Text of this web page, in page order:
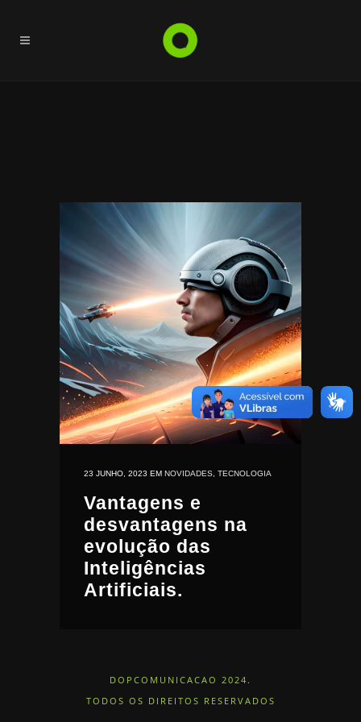
23 JUNHO, 2023 EM NOVIDADES TECNOLOGIA
Vantagens e
desvantagens na
evolução das
Inteligências
Artificiais.
DOPCOMUNICACAO 2024.
TODOS OS DIREITOS RESERVADOS